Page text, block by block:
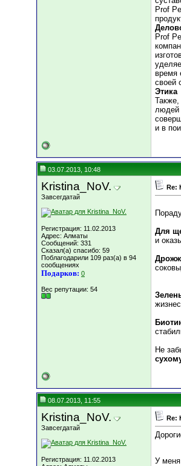
Prof
Prof
время
своей
Этика
людей
и в
03.07.2013, 10:48
Kristina_NoV.
Завсегдатай
Регистрация: 11.02.2013
Адрес: Алматы
Сообщений: 331
Сказал(а) спасибо: 59
Поблагодарили 109 раз(а) в 94
сообщениях
Подарков: 0
Вес репутации: 54
Re:
Для
и
Не
08.07.2013, 11:55
Kristina_NoV.
Завсегдатай
Регистрация: 11.02.2013
Re:
У меня